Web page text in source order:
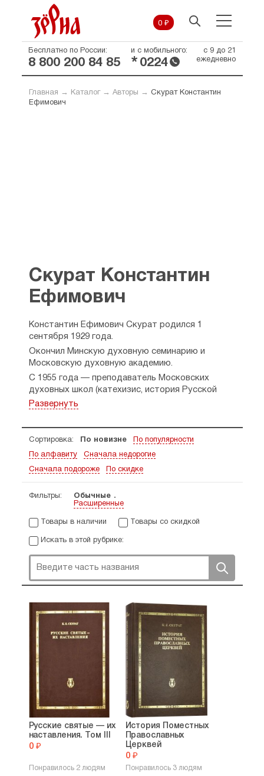
0 ₽
Бесплатно по России:
8 800 200 84 85
и с мобильного:
* 0224
с 9 до 21
ежедневно
Главная → Каталог→ Авторы → Скурат Константин
Ефимович
Скурат Константин
Ефимович
Константин Ефимович Скурат родился 1
сентября 1929 года.
Окончил Минскую духовную семинарию и
Московскую духовную академию.
С 1955 года — преподаватель Московских
духовных школ (катехизис, история Русской
Церкви, общая церковная история,
история Древней Церкви).
В 1970 году присвоена степень магистра
богословия за работу «Сотериология святого
Православные Церкви».
Профессор. Является преподавателем
катехизиса и патрологии.
Развернуть
Сортировка: По новизне По популярности
По алфавиту Сначала недорогие
Сначала подороже По скидке
Фильтры:
Обычные
Расширенные
Товары в наличии Товары со скидкой
Искать в этой рубрике:
Русские святые — их
наставления. Том III
0 ₽
Понравилось 2 людям
История Поместных
Православных
Церквей
0 ₽
Понравилось 3 людям